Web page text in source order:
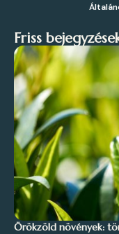
Friss
Örökzöld növények: